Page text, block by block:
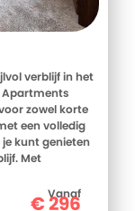
verblijf in het
Apartments
zowel korte
een volledig
kunt genieten
Met
loopafstand, is
Boek
Vanaf
€296